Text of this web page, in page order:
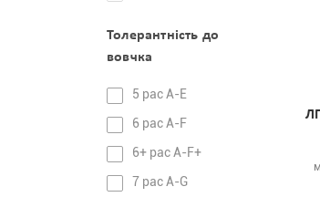
Толерантність до
вовчка
5 рас А-Е
6 рас А-F
6+ рас A-F+
7 рас А-G